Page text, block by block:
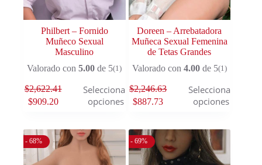
Philbert – Fornido
Muñeco Sexual
Masculino
Valorado con5.00 de 5(1)
$2,622.41
$909.20
Seleccionar
opciones
Doreen – Arrebatadora
Muñeca Sexual Femenina
de Tetas Grandes
Valorado con 4.00de 5(1)
$2,246.63
$887.73
Seleccionar
opciones
- 68% - 69%